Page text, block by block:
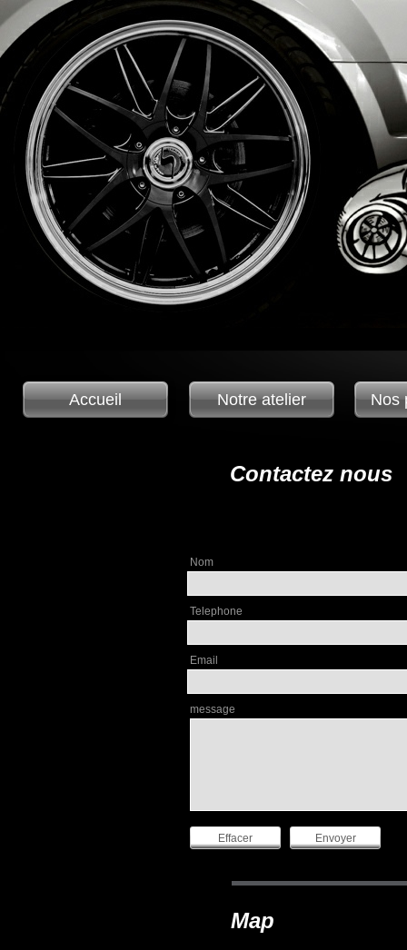
Map
Contactez nous
Nom
Telephone
Email
message
Effacer Envoyer
Notre atelier
Accueil Nos